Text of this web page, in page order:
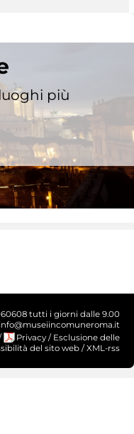
più
tutti i giorni dalle 9.00
Privacy / Esclusione delle
del sito web /XML-rss